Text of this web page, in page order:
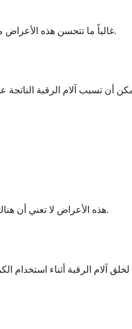
غالباً ما تتحسن هذه الأعراض مع الراحة وتزداد سوءاً مع النشاط. قد تشعر بتحسن في الصباح وتدهور في المساء. يمكن أن يساعد التعرف على هذه الأنماط في ربط الألم بعادات عملك.
أن تسبب آلام الرقبة الناتجة
هذه الأعراض لا تعني أن هناك شيئًا خطيرًا. غالباً ما تتحسن عندما تعالج الوضعية الكامنة وتوتر العضلات. ومع ذلك، إذا استمرت أو ساءت، فمن الحكمة استشارة مقدم الرعاية الصحية.
آلام الرقبة أثناء